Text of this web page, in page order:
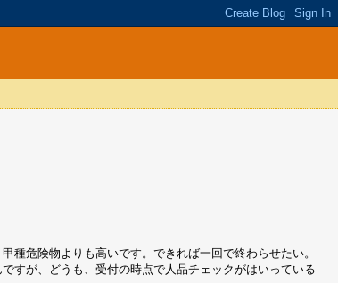
種危険物よりも高いです。できれば一回で終わらせたい。
すが、どうも、受付の時点で人品チェックがはいっている